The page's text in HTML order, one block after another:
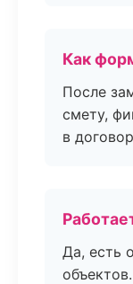
Как
После
смету,
в
Да, есть